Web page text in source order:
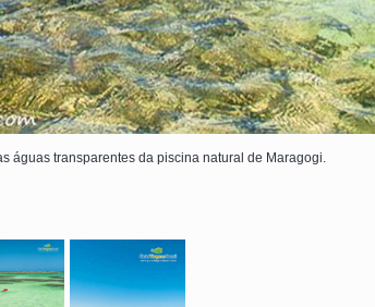
águas transparentes da piscina natural de Maragogi.